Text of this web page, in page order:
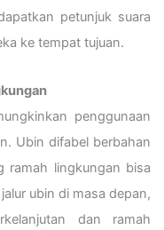
petunjuk suara
ke tempat tujuan.
penggunaan
Ubin difabel berbahan
ramah lingkungan bisa
ubin di masa depan,
dan ramah